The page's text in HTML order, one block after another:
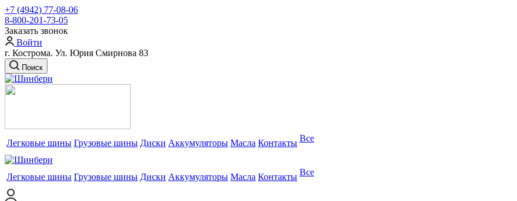
+7 (4942) 77-08-06
8-800-201-73-05
Заказать звонок
Войти
г. Кострома. Ул. Юрия Смирнова 83
Поиск
Легковые шины Грузовые шины Диски Аккумуляторы Масла Контакты Все
Легковые шины Грузовые шины Диски Аккумуляторы Масла Контакты Все